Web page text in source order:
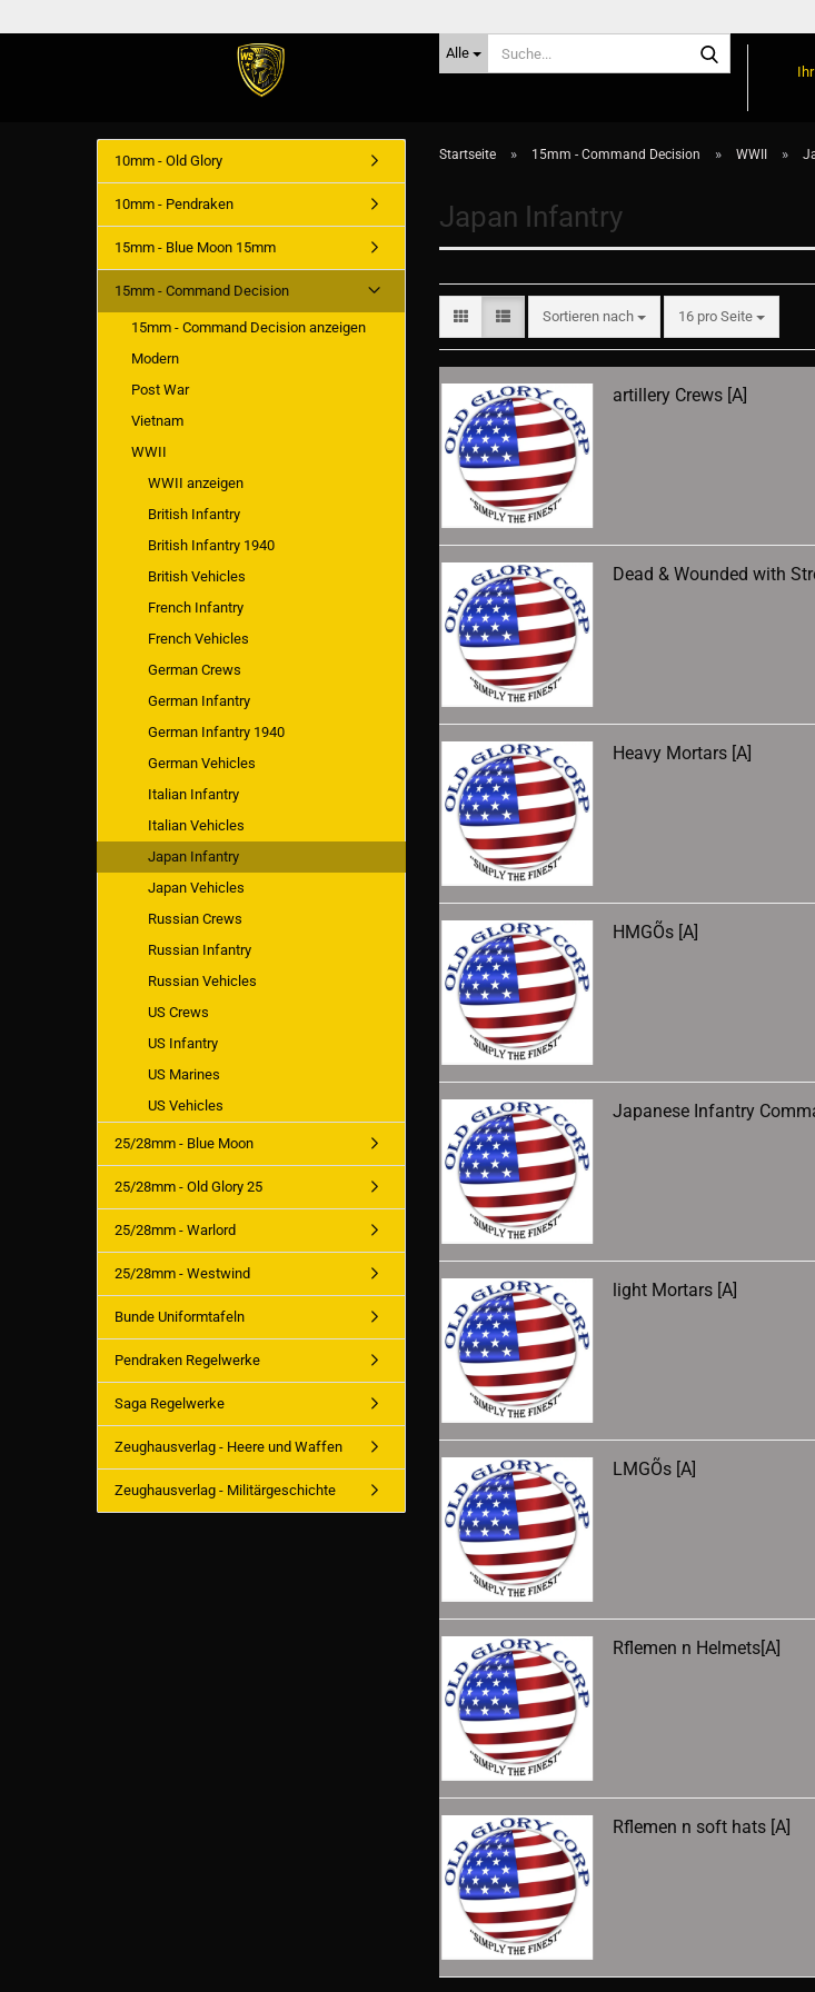
Alle
Suche...
Startseite » 15mm - Command Decision » WWII »
Japan Infantry
Sortieren nach
Sortieren nach 16 pro Seite
pro Seite
artillery Crews [A]
Dead & Wounded with
Heavy Mortars [A]
HMGÕs [A]
Japanese Infantry
light Mortars [A]
LMGÕs [A]
Rflemen n Helmets[A]
Rflemen n soft hats [A]
10mm - Old Glory
10mm - Pendraken
15mm - Blue Moon 15mm
15mm - Command Decision
15mm - Command Decision anzeigen
Modern
Post War
Vietnam
WWII
WWII anzeigen
British Infantry
British Infantry 1940
British Vehicles
French Infantry
French Vehicles
German Crews
German Infantry
German Infantry 1940
German Vehicles
Italian Infantry
Italian Vehicles
Japan Infantry
Japan Vehicles
Russian Crews
Russian Infantry
Russian Vehicles
US Crews
US Infantry
US Marines
US Vehicles
25/28mm - Blue Moon
25/28mm - Old Glory 25
25/28mm - Warlord
25/28mm - Westwind
Bunde Uniformtafeln
Pendraken Regelwerke
Saga Regelwerke
Zeughausverlag - Heere und Waffen
Zeughausverlag - Militärgeschichte